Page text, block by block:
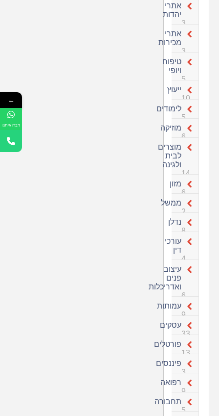
אתרי
יהדות
3
אתרי
מכירות
3
טיפוח
ויופי
5
ייעוץ
10
לימודים
5
מוזיקה
6
מוצרים
לבית
ולגינה
14
מזון
6
ממשל
2
נדלן
8
עורכי
דין
4
עיצוב
פנים
ואדריכלות
6
עמותות
9
עסקים
33
פורטלים
13
פיננסים
3
רפואה
9
תחבורה
5
←
דברו איתנו